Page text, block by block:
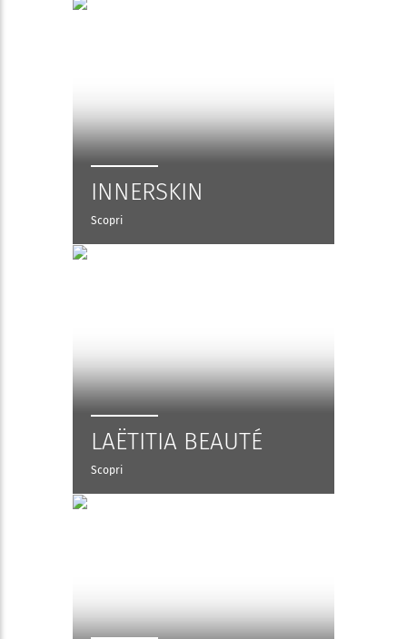
INNERSKIN
Scopri
LAËTITIA BEAUTÉ
Scopri